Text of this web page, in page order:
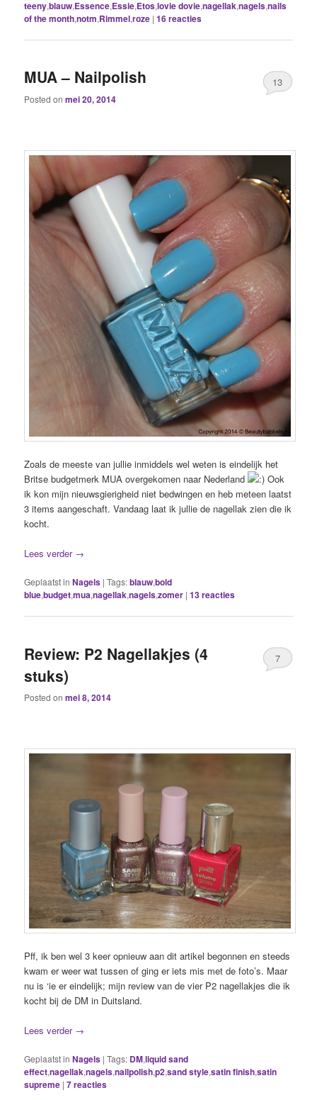
teeny,blauw,Essence,Essie,Etos,lovie dovie,nagellak,nagels,nails
of the month,notm,Rimmel,roze |16reacties
MUA – Nailpolish
Posted onmei 20, 2014
13
Zoals de meeste van jullie inmiddels wel weten is eindelijk het
Britse budgetmerk MUA overgekomen naar Nederland
Ook
ik kon mijn nieuwsgierigheid niet bedwingen en heb meteen laatst
3 items aangeschaft. Vandaag laat ik jullie de nagellak zien die ik
kocht.
Lees verder →
Geplaatst in Nagels |Tags:blauw,bold
blue,budget,mua,nagellak,nagels,zomer |13reacties
Review: P2 Nagellakjes (4
stuks)
Posted onmei 8, 2014
7
Pff, ik ben wel 3 keer opnieuw aan dit artikel begonnen en steeds
kwam er weer wat tussen of ging er iets mis met de foto’s. Maar
nu is ‘ie er eindelijk; mijn review van de vier P2 nagellakjes die ik
kocht bij de DM in Duitsland.
Lees verder →
Geplaatst in Nagels |Tags: DM,liquid sand
effect,nagellak,nagels,nailpolish,p2,sand style,satin finish,satin
supreme |7reacties